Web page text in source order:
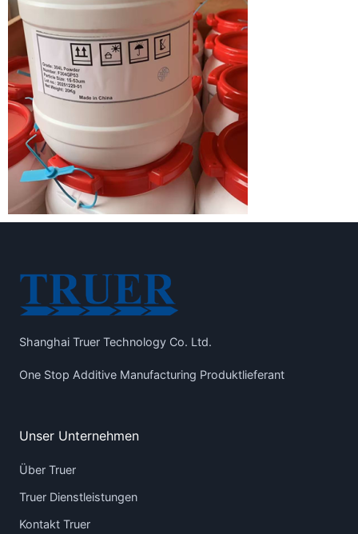
Shanghai Truer Technology Co. Ltd.
One Stop Additive Manufacturing Produktlieferant
Unser Unternehmen
Über Truer
Truer Dienstleistungen
Kontakt Truer